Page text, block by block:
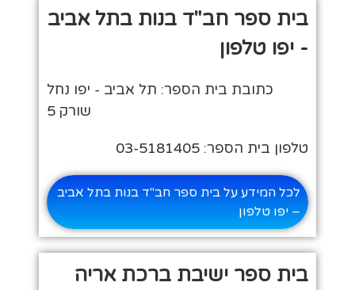
בית ספר חב"ד בנות בתל אביב
- יפו טלפון
כתובת בית הספר: תל אביב - יפו נחל
שורק 5
טלפון בית הספר: 03-5181405
לכל המידע על בית ספר חב"ד בנות בתל אביב
– יפו טלפון
בית ספר ישיבת ברכת אריה